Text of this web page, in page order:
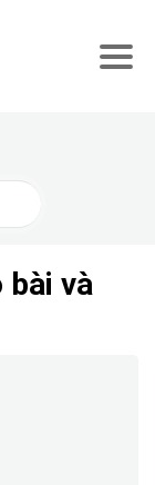
bài và